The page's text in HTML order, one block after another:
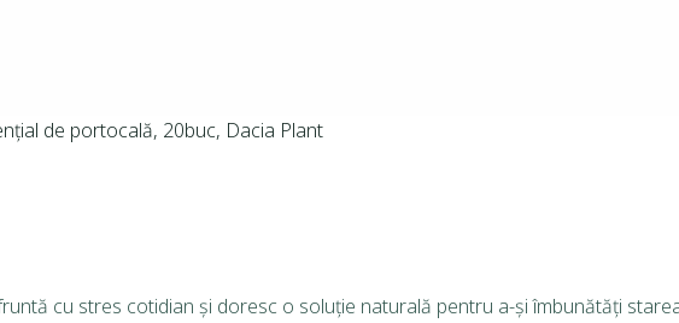
de portocală, 20buc, Dacia Plant
cu stres cotidian și doresc o soluție naturală pentru a-și îmbunătăți